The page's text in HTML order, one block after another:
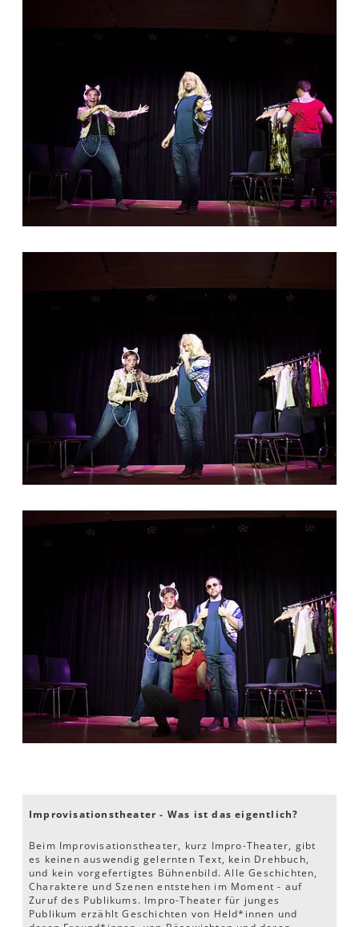
Improvisationstheater - Was ist das eigentlich?
Beim Improvisationstheater, kurz Impro-Theater, gibt
es keinen auswendig gelernten Text, kein Drehbuch,
und kein vorgefertigtes Bühnenbild. Alle Geschichten,
Charaktere und Szenen entstehen im Moment - auf
Zuruf des Publikums. Impro-Theater für junges
Publikum erzählt Geschichten von Held*innen und